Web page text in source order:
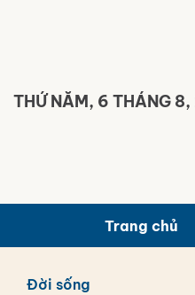
THỨ NĂM, 6 THÁNG
Trang chủ
Đời sống